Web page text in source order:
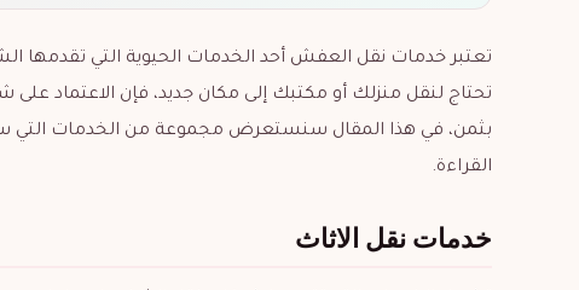
تعتبر خدمات نقل العفش أحد الخدمات الحيوية التي تقدمها
تحتاج لنقل منزلك أو مكتبك إلى مكان جديد، فإن الاعتماد على
بثمن، في هذا المقال سنستعرض مجموعة من الخدمات التي
القراءة.
خدمات نقل الاثاث